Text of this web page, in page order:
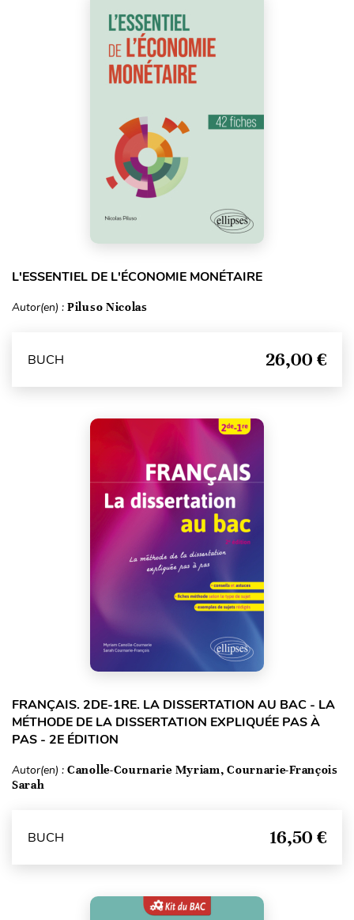
L'ESSENTIEL DE L'ÉCONOMIE MONÉTAIRE
Autor(en) : Piluso Nicolas
BUCH 26,00 €
FRANÇAIS. 2DE-1RE. LA DISSERTATION AU BAC - LA
MÉTHODE DE LA DISSERTATION EXPLIQUÉE PAS À
PAS - 2E ÉDITION
Autor(en) : Canolle-Cournarie Myriam, Cournarie-François
Sarah
BUCH 16,50 €